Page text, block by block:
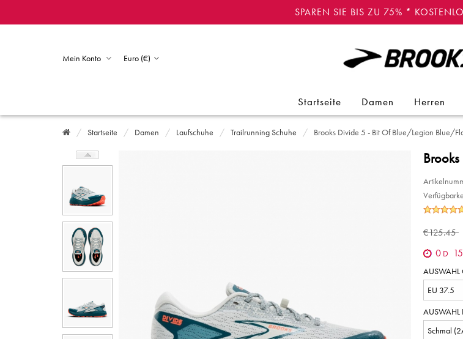
SPAREN SIE BIS ZU 75% *
Euro (€)
Mein Konto
Startseite Damen Herren
Startseite Damen Laufschuhe Trailrunning Schuhe Brooks Divide 5 - Bit Of Blue/Legion Blue/
€125.45
0 D 15
AUSWAHL
AUSWAHL